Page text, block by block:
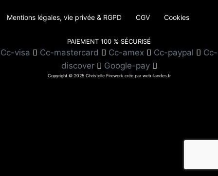
Mentions légales, vie privée & RGPD CGV Cookies
PAIEMENT 100 % SÉCURISÉ
Cc-visa Cc-mastercard Cc-amex Cc-paypal
Cc-
discover
Google-pay
Copyright © 2025 Christelle Firework crée par web-landes.fr